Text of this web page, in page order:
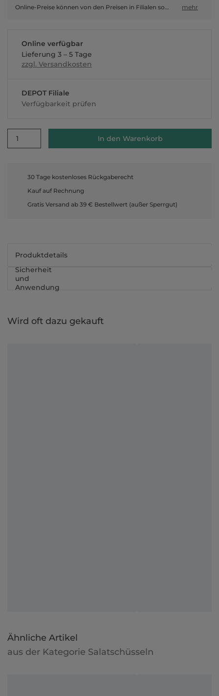
Online-Preise können von den Preisen in Filialen sowie Shop-in-Shop-Flächen abweichen. mehr
Online verfügbar
Lieferung 3 – 5 Tage
zzgl. Versandkosten
DEPOT Filiale
Verfügbarkeit prüfen
1 In den Warenkorb
30 Tage kostenloses Rückgaberecht
Kauf auf Rechnung
Gratis Versand ab 39 € Bestellwert (außer Sperrgut)
Produktdetails
Sicherheit
und
Anwendung
Wird oft dazu gekauft
Ähnliche Artikel
aus der Kategorie Salatschüsseln